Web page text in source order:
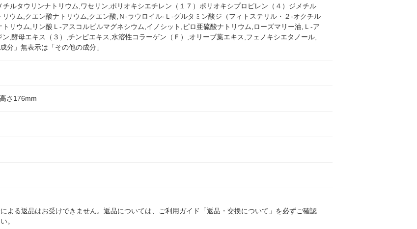
チルタウリンナトリウム,ワセリン,ポリオキシエチレン（１７）ポリオキシプロピレン（４）ジメチル
ウム,クエン酸ナトリウム,クエン酸,Ｎ-ラウロイル-Ｌ-グルタミン酸ジ（フィトステリル・２-オクチル
トリウム,リン酸Ｌ-アスコルビルマグネシウム,イノシット,ピロ亜硫酸ナトリウム,ローズマリー油,Ｌ-ア
,酵母エキス（３）,チンピエキス,水溶性コラーゲン（Ｆ）,オリーブ葉エキス,フェノキシエタノール,
分」無表示は「その他の成分」
さ176mm
よる返品はお受けできません。返品については、ご利用ガイド「返品・交換について」を必ずご確認
。